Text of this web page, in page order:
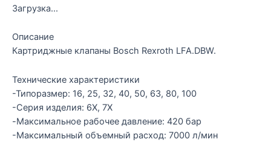
Загрузка...
Описание
Картриджные клапаны Bosch Rexroth LFA.DBW.
Технические характеристики
-Типоразмер: 16, 25, 32, 40, 50, 63, 80, 100
-Серия изделия: 6X, 7X
-Максимальное рабочее давление: 420 бар
-Максимальный объемный расход: 7000 л/мин